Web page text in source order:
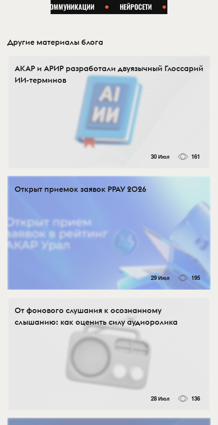
Другие материалы блога
АКАР и АРИР разработали двуязычный Глоссарий
ИИ-терминов
30 Июл 161
Открыт приемок заявок РРАУ 2026
29 Июл 195
От фонового слушания к осознанному
слышанию: как оценить силу аудиоролика
28 Июл 136